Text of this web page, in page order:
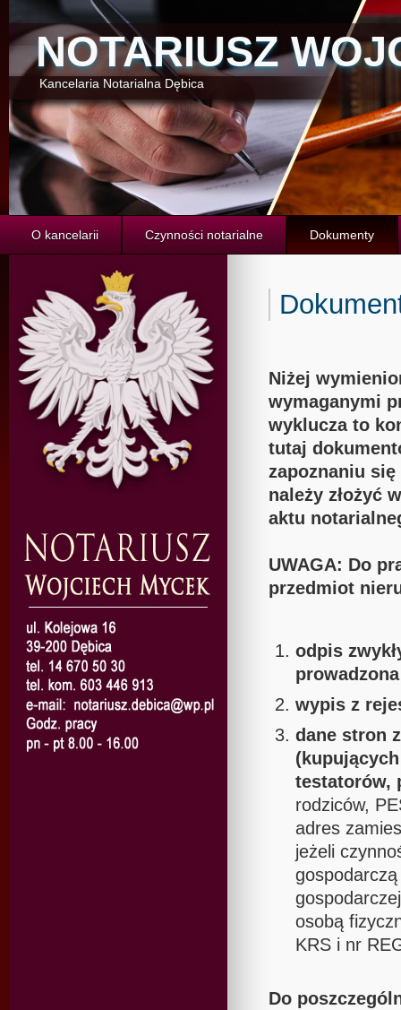
NOTARIUSZ
Kancelaria Notarialna Dębica
O kancelarii Czynności notarialne Dokumenty
Niżej
wymaganymi
wyklucza to
tutaj
zapoznaniu
należy złożyć
aktu
UWAGA: Do
przedmiot
odpis
wypis z
dane stron
testatorów,
rodziców,
adres
jeżeli
osobą
KRS i nr
Do